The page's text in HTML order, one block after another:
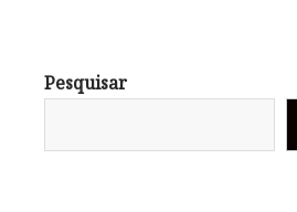
Pesquisar